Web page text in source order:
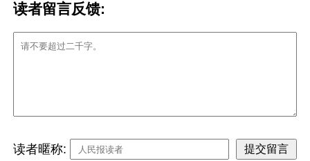
读者留言反馈:
读者暱称: